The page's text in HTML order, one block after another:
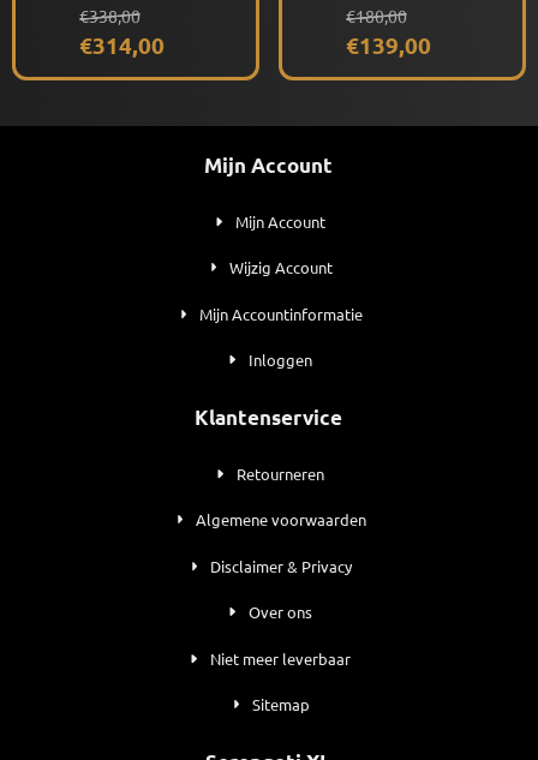
Gepolariseerd
Van 338,00 voor 314,00
€338,00
€314,00
Pink) Gepolariseerd
Van 180,00 voor 139,00
€180,00
€139,00
Mijn Account
Mijn Account
Wijzig Account
Mijn Accountinformatie
Inloggen
Klantenservice
Retourneren
Algemene voorwaarden
Disclaimer & Privacy
Over ons
Niet meer leverbaar
Sitemap